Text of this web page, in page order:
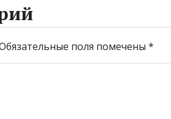
поля помечены *